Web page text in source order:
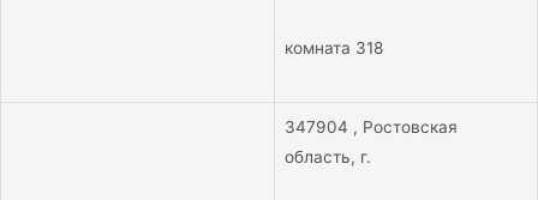
комната 318
347904 , Ростовская
область, г.